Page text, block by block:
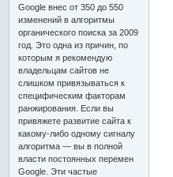
Google внес от 350 до 550
изменений в алгоритмы
органического поиска за 2009
год. Это одна из причин, по
которым я рекомендую
владельцам сайтов не
слишком привязываться к
специфическим факторам
ранжирования. Если вы
привяжете развитие сайта к
какому-либо одному сигналу
алгоритма — вы в полной
власти постоянных перемен
Google. Эти частые